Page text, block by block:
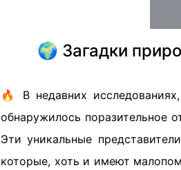
🌍 Загадки
🔥 В недавних
обнаружилось поразительное
Эти уникальные
которые, хоть и имеют